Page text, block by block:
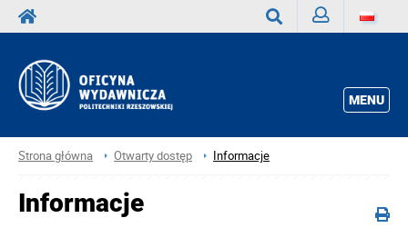
MENU
Strona główna Otwarty dostęp Informacje
Informacje